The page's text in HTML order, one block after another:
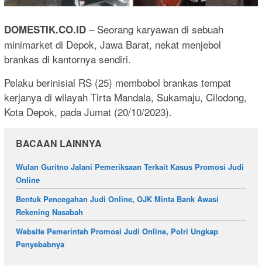
DOMESTIK.CO.ID – Seorang karyawan di sebuah
minimarket di Depok, Jawa Barat, nekat menjebol
brankas di kantornya sendiri.
Pelaku berinisial RS (25) membobol brankas tempat
kerjanya di wilayah Tirta Mandala, Sukamaju, Cilodong,
Kota Depok, pada Jumat (20/10/2023).
BACAAN LAINNYA
Wulan Guritno Jalani Pemeriksaan Terkait Kasus Promosi Judi
Online
Bentuk Pencegahan Judi Online, OJK Minta Bank Awasi
Rekening Nasabah
Website Pemerintah Promosi Judi Online, Polri Ungkap
Penyebabnya